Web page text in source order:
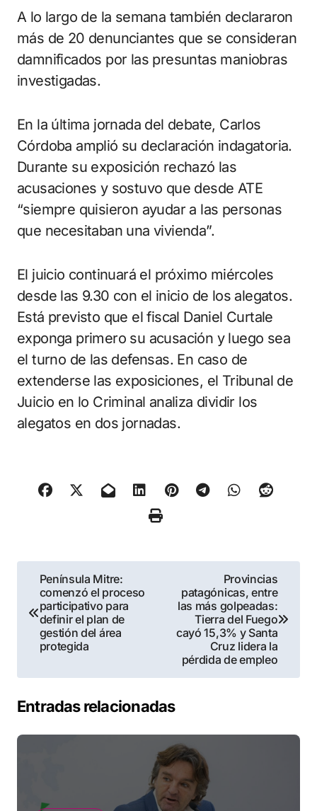
A lo largo de la semana también declararon
más de 20 denunciantes que se consideran
damnificados por las presuntas maniobras
investigadas.
En la última jornada del debate, Carlos
Córdoba amplió su declaración indagatoria.
Durante su exposición rechazó las
acusaciones y sostuvo que desde ATE
“siempre quisieron ayudar a las personas
que necesitaban una vivienda”.
El juicio continuará el próximo miércoles
desde las 9.30 con el inicio de los alegatos.
Está previsto que el fiscal Daniel Curtale
exponga primero su acusación y luego sea
el turno de las defensas. En caso de
extenderse las exposiciones, el Tribunal de
Juicio en lo Criminal analiza dividir los
alegatos en dos jornadas.
Navegación
de
entradas
Península Mitre:
comenzó el proceso
participativo para
definir el plan de
gestión del área
protegida
Provincias
patagónicas, entre
las más golpeadas:
Tierra del Fuego
cayó 15,3% y Santa
Cruz lidera la
pérdida de empleo
Entradas relacionadas